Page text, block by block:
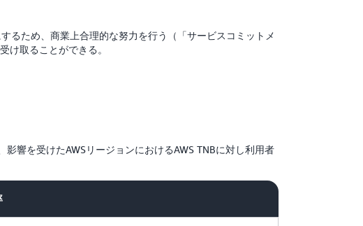
るため、商業上合理的な努力を行う（「サービスコミットメ
け取ることができる。
響を受けたAWSリージョンにおけるAWS TNBに対し利用者